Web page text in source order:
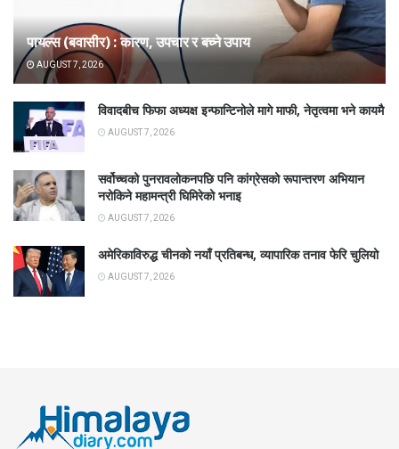
पायल्स (बवासीर) : कारण, उपचार र बच्ने उपाय
AUGUST 7, 2026
विवादबीच फिफा अध्यक्ष इन्फान्टिनोले मागे माफी, नेतृत्वमा भने कायमै
AUGUST 7, 2026
सर्वोच्चको पुनरावलोकनपछि पनि कांग्रेसको रूपान्तरण अभियान
नरोकिने महामन्त्री घिमिरेको भनाइ
AUGUST 7, 2026
अमेरिकाविरुद्ध चीनको नयाँ प्रतिबन्ध, व्यापारिक तनाव फेरि चुलियो
AUGUST 7, 2026